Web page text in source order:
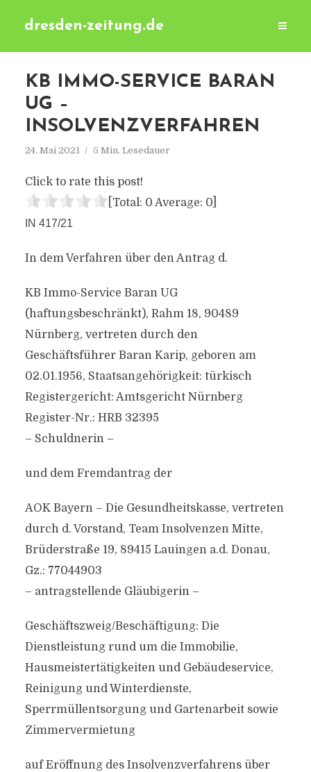
dresden-zeitung.de
KB IMMO-SERVICE BARAN
UG –
INSOLVENZVERFAHREN
24. Mai 2021 5 Min. Lesedauer
Click to rate this post!
[Total: 0 Average: 0]
IN 417/21
In dem Verfahren über den Antrag d.
KB Immo-Service Baran UG
(haftungsbeschränkt), Rahm 18, 90489
Nürnberg, vertreten durch den
Geschäftsführer Baran Karip, geboren am
02.01.1956, Staatsangehörigkeit: türkisch
Registergericht: Amtsgericht Nürnberg
Register-Nr.: HRB 32395
– Schuldnerin –
und dem Fremdantrag der
AOK Bayern – Die Gesundheitskasse, vertreten
durch d. Vorstand, Team Insolvenzen Mitte,
Brüderstraße 19, 89415 Lauingen a.d. Donau,
Gz.: 77044903
– antragstellende Gläubigerin –
Geschäftszweig/Beschäftigung: Die
Dienstleistung rund um die Immobilie,
Hausmeistertätigkeiten und Gebäudeservice,
Reinigung und Winterdienste,
Sperrmüllentsorgung und Gartenarbeit sowie
Zimmervermietung
auf Eröffnung des Insolvenzverfahrens über